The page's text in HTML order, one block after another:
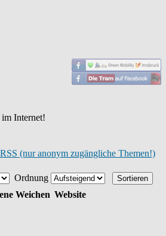
Internet!
RSS (nur anonym zugängliche Themen!)
Ordnung
Weichen Website